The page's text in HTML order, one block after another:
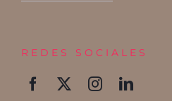
REDES SOCIALES